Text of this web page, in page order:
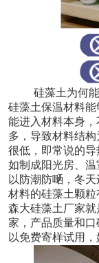
硅藻土为何
硅藻土保温材料
能进入材料本身
多，导致材料结
很低，即常说的
如制成阳光房、
以防潮防嗮，冬
材料的硅藻土颗粒
森大硅藻土厂家
家，产品质量和
以免费寄样试用，